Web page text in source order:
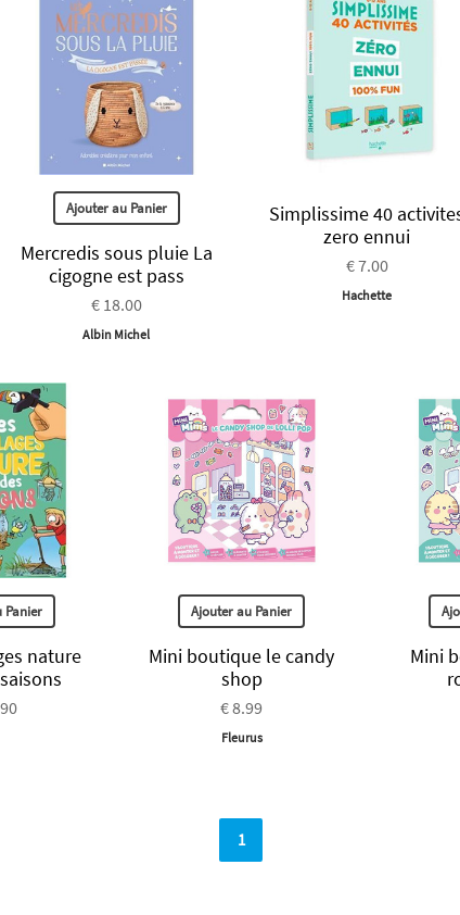
Ajouter au Panier
Mercredis sous pluie La
cigogne est pass
€ 18.00
Albin Michel
Simplissime 40
zero ennui
€ 7.00
Hachette
Panier
nature
Ajouter au Panier
Mini boutique le candy
shop
€ 8.99
Fleurus
Mini
1